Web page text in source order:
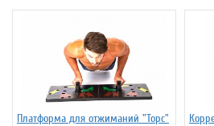
Платформа для отжиманий "Торс"